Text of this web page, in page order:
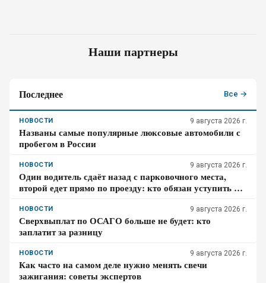
Наши партнеры
Последнее Все →
НОВОСТИ 9 августа 2026 г.
Названы самые популярные люксовые автомобили с
пробегом в России
НОВОСТИ 9 августа 2026 г.
Один водитель сдаёт назад с парковочного места,
второй едет прямо по проезду: кто обязан уступить по
НОВОСТИ 9 августа 2026 г.
Сверхвыплат по ОСАГО больше не будет: кто
заплатит за разницу
НОВОСТИ 9 августа 2026 г.
Как часто на самом деле нужно менять свечи
зажигания: советы экспертов